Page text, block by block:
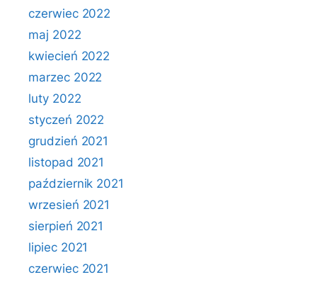
czerwiec 2022
maj 2022
kwiecień 2022
marzec 2022
luty 2022
styczeń 2022
grudzień 2021
listopad 2021
październik 2021
wrzesień 2021
sierpień 2021
lipiec 2021
czerwiec 2021